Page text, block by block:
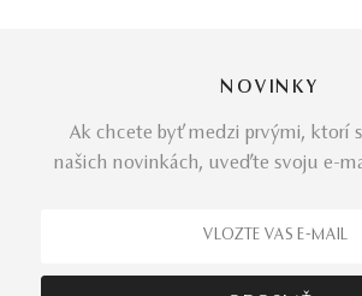
NOVINKY
Ak chcete byť medzi prvými, ktorí
našich novinkách, uveďte svoju e-